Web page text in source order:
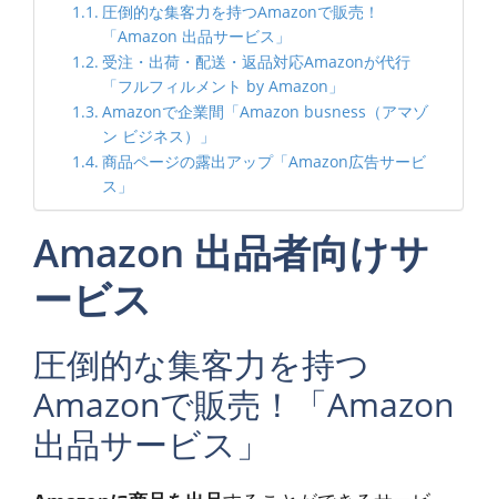
圧倒的な集客力を持つAmazonで販売！
「Amazon 出品サービス」
受注・出荷・配送・返品対応Amazonが代行
「フルフィルメント by Amazon」
Amazonで企業間「Amazon busness（アマゾ
ン ビジネス）」
商品ページの露出アップ「Amazon広告サービ
ス」
Amazon 出品者向けサ
ービス
圧倒的な集客力を持つ
Amazonで販売！「Amazon
出品サービス」